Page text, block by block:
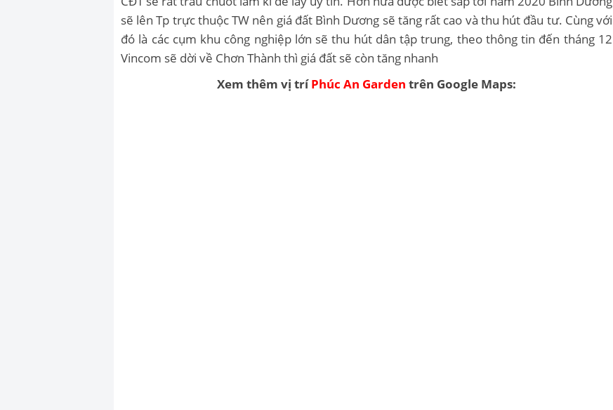
sẽ lên Tp trực thuộc TW nên giá đất Bình Dương sẽ tăng rất cao và thu hút đầu tư. Cùng với
đó là các cụm khu công nghiệp lớn sẽ thu hút dân tập trung, theo thông tin đến tháng 12
Vincom sẽ dời về Chơn Thành thì giá đất sẽ còn tăng nhanh
Xem thêm vị tríPhúc An Garden trên Google Maps: